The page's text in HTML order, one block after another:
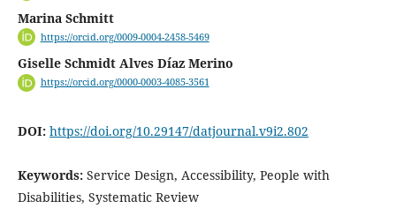
Marina Schmitt
https://orcid.org/0009-0004-2458-5469
Giselle Schmidt Alves Díaz Merino
https://orcid.org/0000-0003-4085-3561
DOI: https://doi.org/10.29147/datjournal.v9i2.802
Keywords: Service Design, Accessibility, People with
Disabilities, Systematic Review